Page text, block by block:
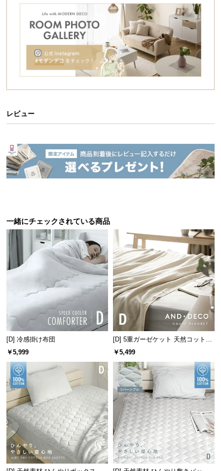
ド
お
支
い
に
つ
配
送
つ
大
型
商
品
の
配
送
に
つ
い
て
中
型
商
レビュー
一緒にチェックされている商品
[D] 冷感掛け布団
￥5,999
[D] 5重ガーゼケット 天然コットン
100% 速乾 抗菌 洗える
￥5,499